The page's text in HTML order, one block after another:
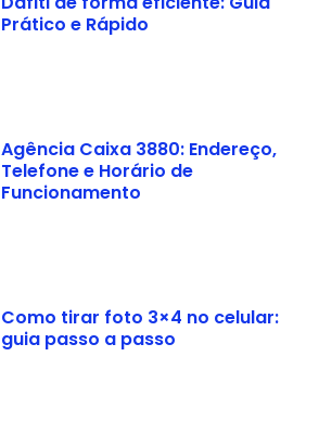
Prático e Rápido
Agência Caixa 3880: Endereço,
Telefone e Horário de
Funcionamento
Como tirar foto 3×4 no celular:
guia passo a passo